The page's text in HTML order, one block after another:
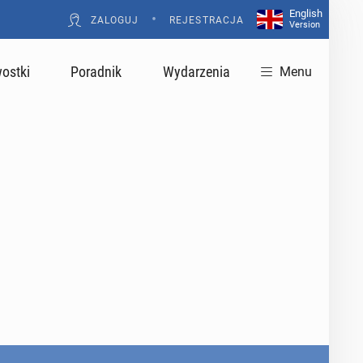
ZALOGUJ • REJESTRACJA
English
Version
Poradnik Wydarzenia Menu